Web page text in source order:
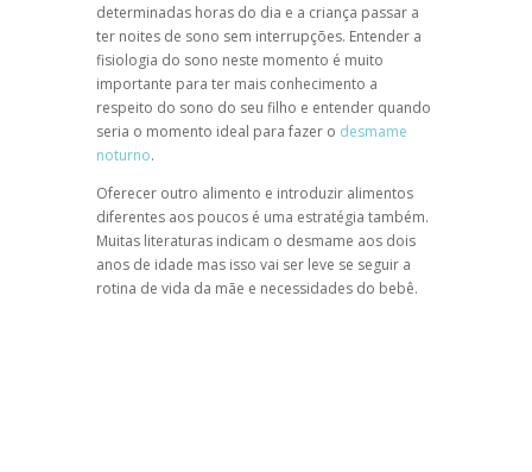
determinadas horas do dia e a criança passar a
ter noites de sono sem interrupções. Entender a
fisiologia do sono neste momento é muito
importante para ter mais conhecimento a
respeito do sono do seu filho e entender quando
seria o momento ideal para fazer o desmame
noturno.
Oferecer outro alimento e introduzir alimentos
diferentes aos poucos é uma estratégia também.
Muitas literaturas indicam o desmame aos dois
anos de idade mas isso vai ser leve se seguir a
rotina de vida da mãe e necessidades do bebê.